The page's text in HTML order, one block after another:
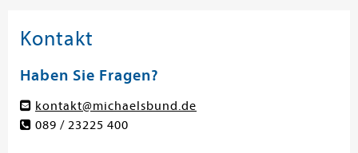
Kontakt
Haben Sie Fragen?
kontakt@michaelsbund.de
089 / 23225 400